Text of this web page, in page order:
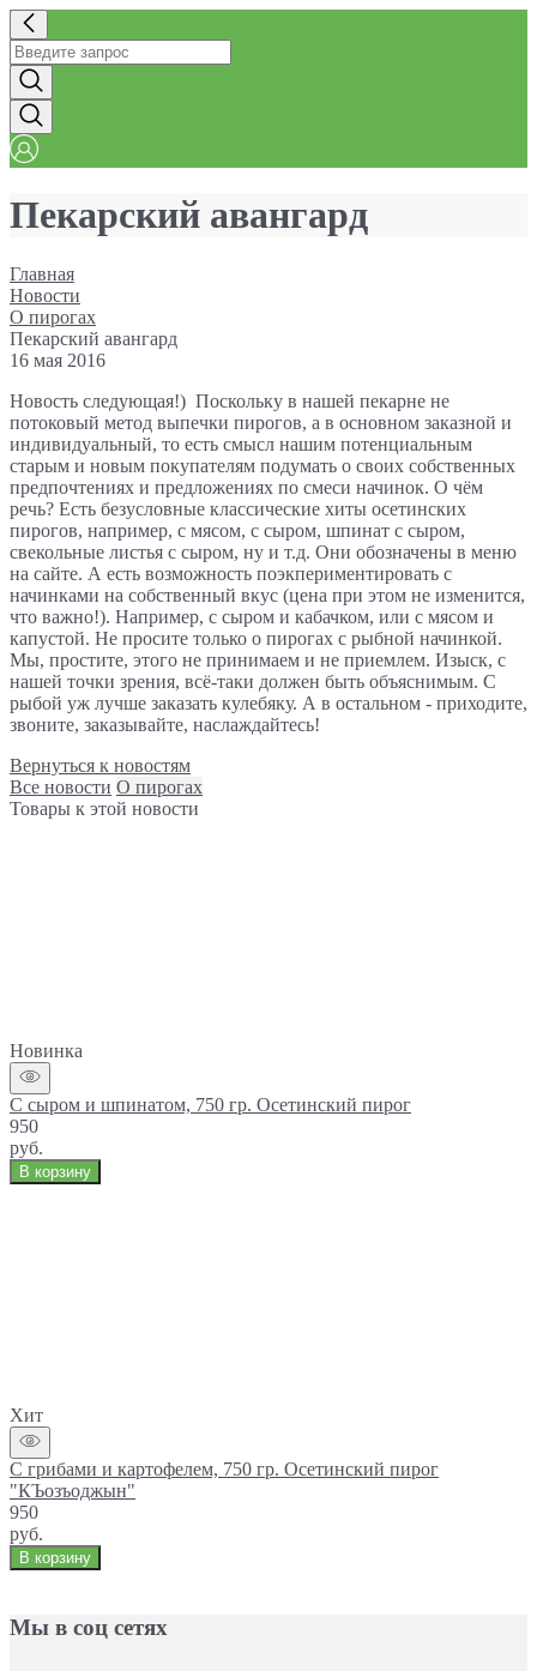
Пекарский авангард
Главная
Новости
О пирогах
Пекарский авангард
16 мая 2016
Новость следующая!) Поскольку в нашей пекарне не
потоковый метод выпечки пирогов, а в основном заказной и
индивидуальный, то есть смысл нашим потенциальным
старым и новым покупателям подумать о своих собственных
предпочтениях и предложениях по смеси начинок. О чём
речь? Есть безусловные классические хиты осетинских
пирогов, например, с мясом, с сыром, шпинат с сыром,
свекольные листья с сыром, ну и т.д. Они обозначены в меню
на сайте. А есть возможность поэкпериментировать с
начинками на собственный вкус (цена при этом не изменится,
что важно!). Например, с сыром и кабачком, или с мясом и
капустой. Не просите только о пирогах с рыбной начинкой.
Мы, простите, этого не принимаем и не приемлем. Изыск, с
нашей точки зрения, всё-таки должен быть объяснимым. С
рыбой уж лучше заказать кулебяку. А в остальном - приходите,
звоните, заказывайте, наслаждайтесь!
Вернуться к новостям
Все новости О пирогах
Товары к этой новости
Новинка
С сыром и шпинатом, 750 гр. Осетинский пирог
950
руб.
В корзину
Хит
С грибами и картофелем, 750 гр. Осетинский пирог
"КЪозъоджын"
950
руб.
В корзину
Мы в соц сетях